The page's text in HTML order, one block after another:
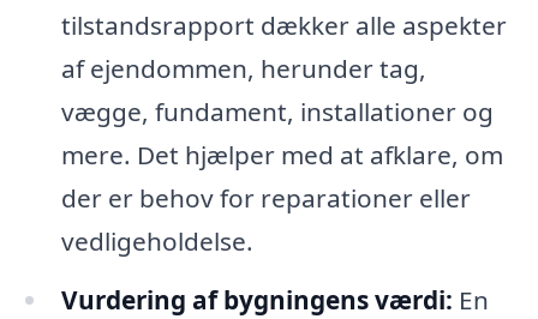
tilstandsrapport dækker alle aspekter
af ejendommen, herunder tag,
vægge, fundament, installationer og
mere. Det hjælper med at afklare, om
der er behov for reparationer eller
vedligeholdelse.
Vurdering af bygningens værdi: En